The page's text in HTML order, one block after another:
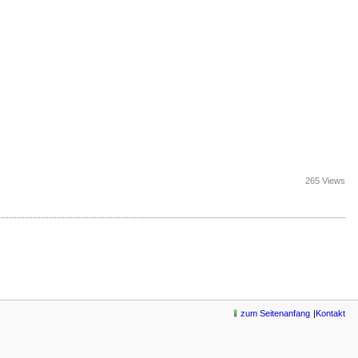
265 Views
zum Seitenanfang Kontakt